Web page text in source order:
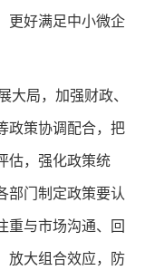
更好满足中小微企
局，加强财政、
政策协调配合，把
估，强化政策统
部门制定政策要认
重与市场沟通、回
放大组合效应，防